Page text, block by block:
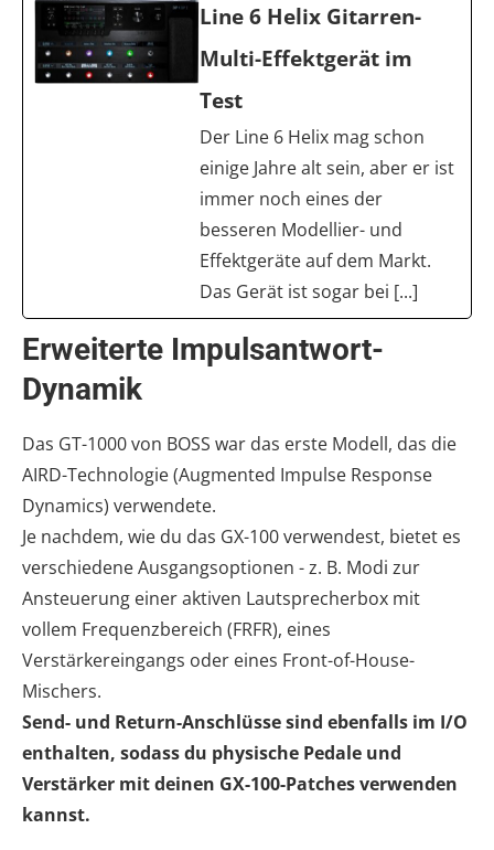
Line 6 Helix Gitarren-
Multi-Effektgerät im
Test
Der Line 6 Helix mag schon
einige Jahre alt sein, aber er ist
immer noch eines der
besseren Modellier- und
Effektgeräte auf dem Markt.
Das Gerät ist sogar bei [...]
Erweiterte Impulsantwort-
Dynamik
Das GT-1000 von BOSS war das erste Modell, das die
AIRD-Technologie (Augmented Impulse Response
Dynamics) verwendete.
Je nachdem, wie du das GX-100 verwendest, bietet es
verschiedene Ausgangsoptionen - z. B. Modi zur
Ansteuerung einer aktiven Lautsprecherbox mit
vollem Frequenzbereich (FRFR), eines
Verstärkereingangs oder eines Front-of-House-
Mischers.
Send- und Return-Anschlüsse sind ebenfalls im I/O
enthalten, sodass du physische Pedale und
Verstärker mit deinen GX-100-Patches verwenden
kannst.